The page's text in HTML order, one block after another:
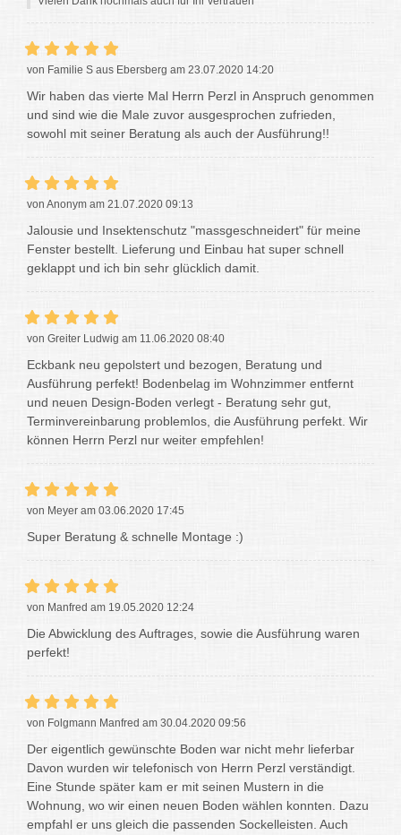
von Familie S aus Ebersberg am 23.07.2020 14:20
Wir haben das vierte Mal Herrn Perzl in Anspruch genommen
und sind wie die Male zuvor ausgesprochen zufrieden,
sowohl mit seiner Beratung als auch der Ausführung!!
von Anonym am 21.07.2020 09:13
Jalousie und Insektenschutz "massgeschneidert" für meine
Fenster bestellt. Lieferung und Einbau hat super schnell
geklappt und ich bin sehr glücklich damit.
von Greiter Ludwig am 11.06.2020 08:40
Eckbank neu gepolstert und bezogen, Beratung und
Ausführung perfekt! Bodenbelag im Wohnzimmer entfernt
und neuen Design-Boden verlegt - Beratung sehr gut,
Terminvereinbarung problemlos, die Ausführung perfekt. Wir
können Herrn Perzl nur weiter empfehlen!
von Meyer am 03.06.2020 17:45
Super Beratung & schnelle Montage :)
von Manfred am 19.05.2020 12:24
Die Abwicklung des Auftrages, sowie die Ausführung waren
perfekt!
von Folgmann Manfred am 30.04.2020 09:56
Der eigentlich gewünschte Boden war nicht mehr lieferbar
Davon wurden wir telefonisch von Herrn Perzl verständigt.
Eine Stunde später kam er mit seinen Mustern in die
Wohnung, wo wir einen neuen Boden wählen konnten. Dazu
empfahl er uns gleich die passenden Sockelleisten. Auch